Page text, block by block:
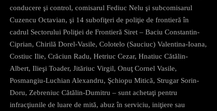
conducere şi control, comisarul Fediuc Nelu şi subcomisarul
Cuzencu Octavian, şi 14 subofiţeri de poliţie de frontieră în
cadrul Sectorului Poliţiei de Frontieră Siret – Baciu Constantin-
Ciprian, Chirilă Dorel-Vasile, Colotelo (Sauciuc) Valentina-Ioana,
Costiuc Ilie, Crăciun Radu, Hetriuc Cezar, Hnatiuc Cătălin-
Albert, Ilieşi Toader, Jităriuc Virgil, Onuţ Cornel Vasile,
Posmangiu-Luchian Alexandru, Şchiopu Mitică, Strugar Sorin-
Doru, Zebreniuc Cătălin-Dumitru – sunt achetaţi pentru
infracţiunile de luare de mită, abuz în serviciu, iniţiere sau